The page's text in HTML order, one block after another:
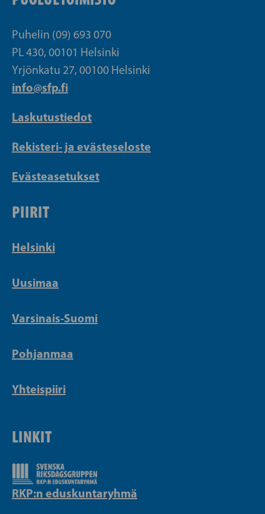
Puhelin (09) 693 070
PL 430, 00101 Helsinki
Yrjönkatu 27, 00100 Helsinki
info@sfp.fi
Laskutustiedot
Rekisteri- ja evästeseloste
Evästeasetukset
PIIRIT
Helsinki
Uusimaa
Varsinais-Suomi
Pohjanmaa
Yhteispiiri
LINKIT
RKP:n eduskuntaryhmä